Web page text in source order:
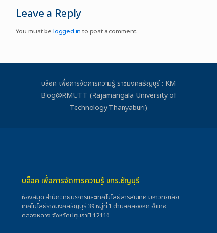
Leave a Reply
You must be logged in to post a comment.
บล็อค เพื่อการจัดการความรู้ ราชมงคลธัญบุรี : KM
Blog@RMUTT (Rajamangala University of
Technology Thanyaburi)
บล็อค เพื่อการจัดการความรู้ มทร.ธัญบุรี
ห้องสมุด สำนักวิทยบริการและเทคโนโลยีสารสนเทศ มหาวิทยาลัย
เทคโนโลยีราชมงคลธัญบุรี 39 หมู่ที่ 1 ตำบลคลองหก อำเภอ
คลองหลวง จังหวัดปทุมธานี 12110